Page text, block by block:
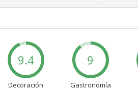
9.4
Decoración
9
Gastronomía